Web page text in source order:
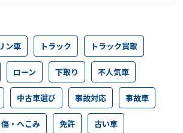
ン車 トラック トラック買取
ローン 下取り 不人気車
中古車選び 事故対応 事故車
傷・へこみ 免許 古い車